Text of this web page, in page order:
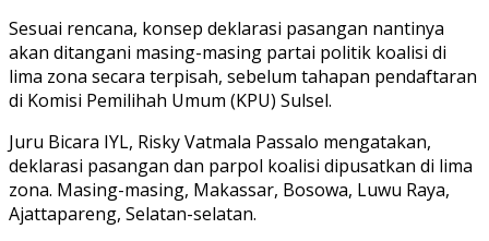
Sesuai rencana, konsep deklarasi pasangan nantinya
akan ditangani masing-masing partai politik koalisi di
lima zona secara terpisah, sebelum tahapan pendaftaran
di Komisi Pemilihah Umum (KPU) Sulsel.
Juru Bicara IYL, Risky Vatmala Passalo mengatakan,
deklarasi pasangan dan parpol koalisi dipusatkan di lima
zona. Masing-masing, Makassar, Bosowa, Luwu Raya,
Ajattapareng, Selatan-selatan.